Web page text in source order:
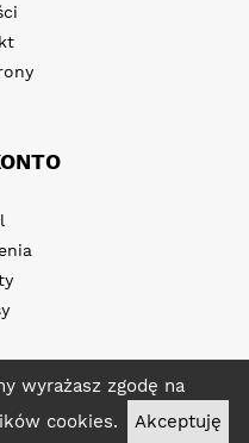
wyrażasz zgodę na
cookies.
Akceptuję